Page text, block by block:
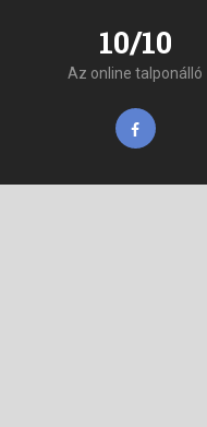
10/10
Az online talponálló